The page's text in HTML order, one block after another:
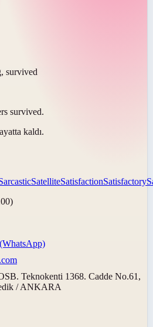
survived
survived.
kaldı.
SatelliteSatisfactionSatisfactory
(WhatsApp)
Teknokenti 1368. Cadde No.61,
/ ANKARA